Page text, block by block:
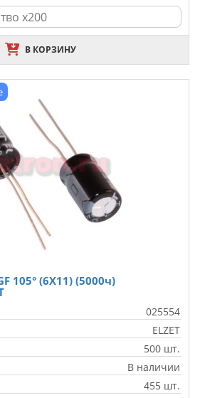
В КОРЗИНУ
105° (6X11) (5000ч)
025554
ELZET
500 шт.
В наличии
455 шт.